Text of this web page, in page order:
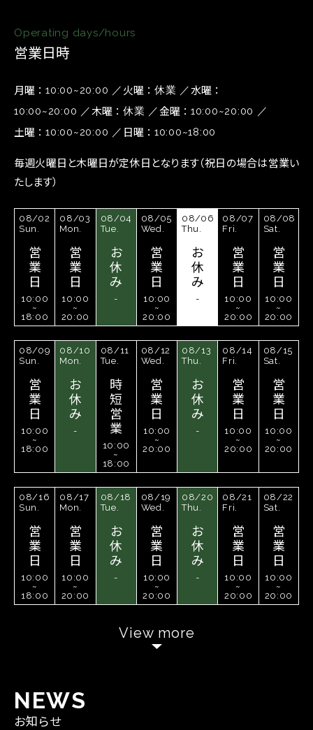
Operating days/hours
営業日時
月曜 10:00~20:00 火曜 休業 水曜
10:00~20:00 木曜 休業 金曜 10:00~20:00
土曜 10:00~20:00 日曜 10:00~18:00
毎週火曜日と木曜日が定休日となります（祝日の場合は営業い
たします）
08/02
Sun.
営
業
日
10:00
~
18:00
08/03
Mon.
営
業
日
10:00
~
20:00
08/04
Tue.
お
休
み
-
08/05
Wed.
営
業
日
10:00
~
20:00
08/06
Thu.
お
休
み
-
08/07
Fri.
営
業
日
10:00
~
20:00
08/08
Sat.
営
業
日
10:00
~
20:00
08/09
Sun.
営
業
日
10:00
~
18:00
08/10
Mon.
お
休
み
-
08/11
Tue.
時
短
営
業
10:00
~
18:00
08/12
Wed.
営
業
日
10:00
~
20:00
08/13
Thu.
お
休
み
-
08/14
Fri.
営
業
日
10:00
~
20:00
08/15
Sat.
営
業
日
10:00
~
20:00
08/16
Sun.
営
業
日
10:00
~
18:00
08/17
Mon.
営
業
日
10:00
~
20:00
08/18
Tue.
お
休
み
-
08/19
Wed.
営
業
日
10:00
~
20:00
08/20
Thu.
お
休
み
-
08/21
Fri.
営
業
日
10:00
~
20:00
08/22
Sat.
営
業
日
10:00
~
20:00
View more
NEWS
お知らせ